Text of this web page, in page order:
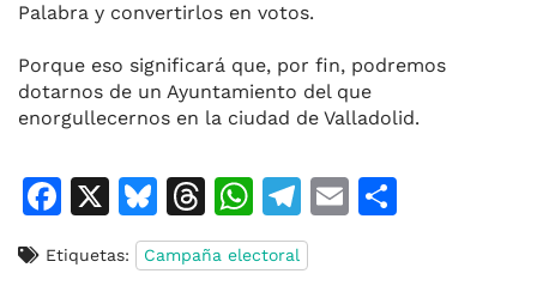
Palabra y convertirlos en votos.
Porque eso significará que, por fin, podremos
dotarnos de un Ayuntamiento del que
enorgullecernos en la ciudad de Valladolid.
F
c
X
Bl
u
e
T
h
re
W
h
at
T
el
e
E
Etiquetas: Campaña electoral